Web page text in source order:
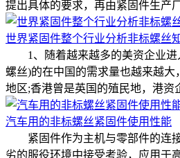
提出具体的要求，再由紧固件生产
世界紧固件整个行业分析非标螺丝
1、随着越来越多的美资企业进
螺丝)的在中国的需求量也越来越大
地区;香港曾是英国的殖民地，港资
汽车用的非标螺丝紧固件使用性能
紧固件作为主机与零部件的连
劣的服役环境中接受考验，应用于